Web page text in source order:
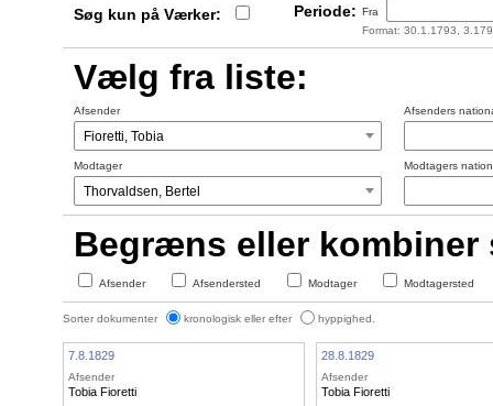
Søg kun på Værker: Periode: Fra
Format: 30.1.1793,
Vælg fra liste:
Afsender Afsenders
Modtager Modtagers
Begræns eller kombiner
Afsender Afsendersted Modtager Modtagersted
Sorter dokumenter kronologisk eller efter hyppighed.
7.8.1829
Afsender
Tobia Fioretti
28.8.1829
Afsender
Tobia Fioretti